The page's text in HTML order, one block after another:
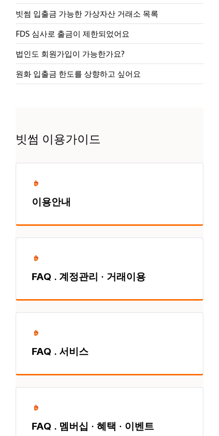
빗썸 이용가이드
이용안내
FAQ . 계정관리 · 거래이용
FAQ . 서비스
FAQ . 멤버십 · 혜택 · 이벤트
빗썸 입출금 가능한 가상자산 거래소 목록
FDS 심사로 출금이 제한되었어요
법인도 회원가입이 가능한가요?
원화 입출금 한도를 상향하고 싶어요